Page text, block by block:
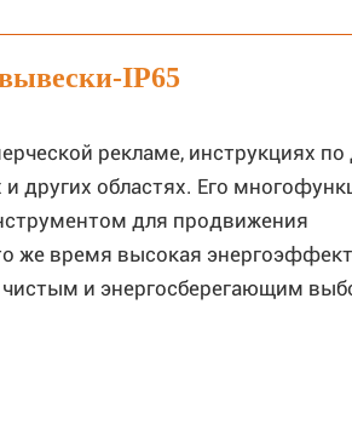
IP65
рекламе, инструкциях
областях. Его
для продвижения
же время высокая
и энергосберегающим